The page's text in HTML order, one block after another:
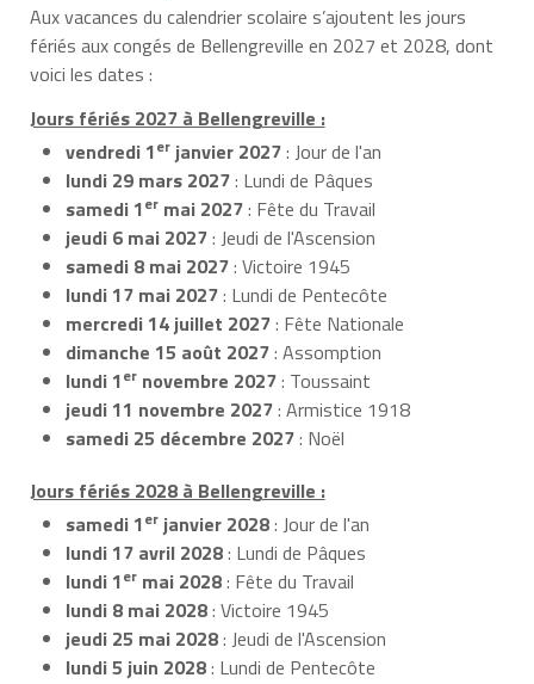
Aux vacances du calendrier scolaire s’ajoutent les jours
fériés aux congés de Bellengreville en 2027 et 2028, dont
voici les dates :
Jours fériés 2027 à Bellengreville :
vendredi 1er janvier 2027: Jour de l'an
lundi 29 mars 2027: Lundi de Pâques
samedi 1er mai 2027: Fête du Travail
jeudi 6 mai 2027: Jeudi de l'Ascension
samedi 8 mai 2027: Victoire 1945
lundi 17 mai 2027: Lundi de Pentecôte
mercredi 14 juillet 2027: Fête Nationale
dimanche 15 août 2027: Assomption
lundi 1er novembre 2027: Toussaint
jeudi 11 novembre 2027: Armistice 1918
samedi 25 décembre 2027: Noël
Jours fériés 2028 à Bellengreville :
samedi 1er janvier 2028: Jour de l'an
lundi 17 avril 2028: Lundi de Pâques
lundi 1er mai 2028: Fête du Travail
lundi 8 mai 2028: Victoire 1945
jeudi 25 mai 2028: Jeudi de l'Ascension
lundi 5 juin 2028: Lundi de Pentecôte